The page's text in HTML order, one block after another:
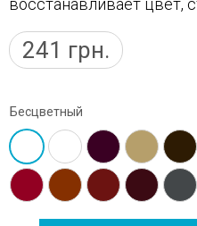
восстанавливает цвет,
241 грн.
Бесцветный